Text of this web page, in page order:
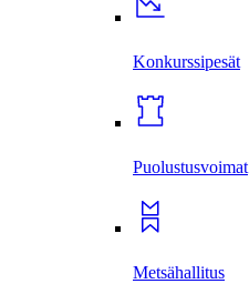
Konkurssi­pesät
Puolustus­voimat
Metsä­hallitus